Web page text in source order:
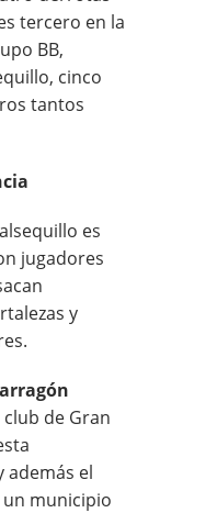
tercero en la
BB,
cinco
tantos
es
jugadores
y
de Gran
además el
municipio